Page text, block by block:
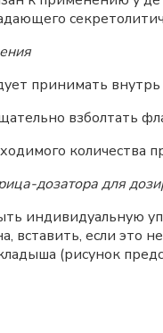
принимать внутрь
взболтать
количества
дозатора для
индивидуальную
вставить, если это
(рисунок